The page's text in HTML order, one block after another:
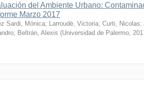
del Ambiente Urbano:
Marzo 2017
Sardi, Mónica; Larroudé, Victoria; Curti, Nicolas;
; Beltrán, Alexis (Universidad de Palermo,